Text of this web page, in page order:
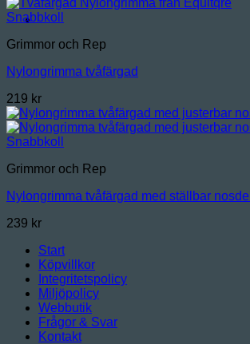
Snabbkoll
Grimmor och Rep
Nylongrimma tvåfärgad
219 kr
Snabbkoll
Grimmor och Rep
Nylongrimma tvåfärgad med ställbar nosdel
239 kr
Start
Köpvillkor
Integritetspolicy
Miljöpolicy
Webbutik
Frågor & Svar
Kontakt